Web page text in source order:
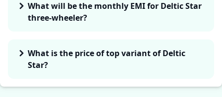
What will be the monthly EMI for Deltic Star
three-wheeler?
What is the price of top variant of Deltic
Star?